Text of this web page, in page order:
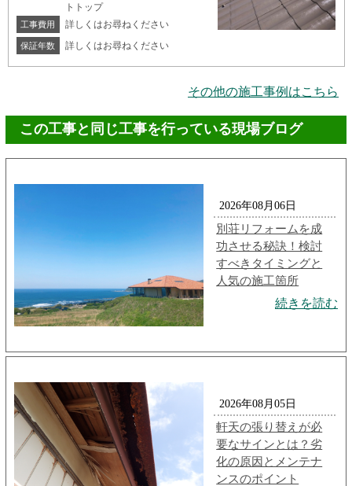
トトップ
工事費用 詳しくはお尋ねください
保証年数 詳しくはお尋ねください
その他の施工事例はこちら
この工事と同じ工事を行っている現場ブログ
2026年08月06日
別荘リフォームを成
功させる秘訣！検討
すべきタイミングと
人気の施工箇所
続きを読む
2026年08月05日
軒天の張り替えが必
要なサインとは？劣
化の原因とメンテナ
ンスのポイント